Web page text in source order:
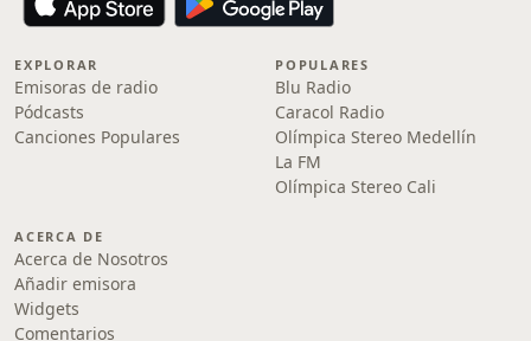
EXPLORAR
Emisoras de radio
Pódcasts
Canciones Populares
POPULARES
Blu Radio
Caracol Radio
Olímpica Stereo Medellín
La FM
Olímpica Stereo Cali
ACERCA DE
Acerca de Nosotros
Añadir emisora
Widgets
Comentarios